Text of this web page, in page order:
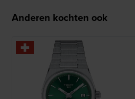
Anderen kochten ook